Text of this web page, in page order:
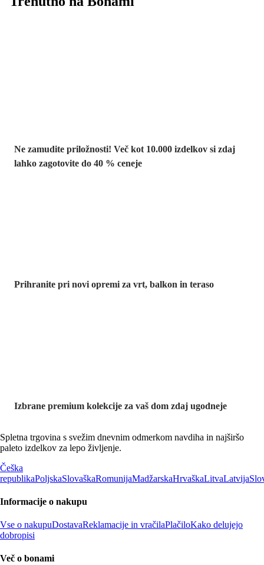
Ne zamudite priložnosti! Več kot 10.000 izdelkov si zdaj
lahko zagotovite do 40 % ceneje
Prihranite pri novi opremi za vrt, balkon in teraso
Izbrane premium kolekcije za vaš dom zdaj ugodneje
Spletna trgovina s svežim dnevnim odmerkom navdiha in najširšo
paleto izdelkov za lepo življenje.
Češka
republikaPoljskaSlovaškaRomunijaMadžarskaHrvaškaLitvaLatvija
Informacije o nakupu
Vse o nakupuDostavaReklamacije in vračilaPlačiloKako delujejo
dobropisi
Več o bonami